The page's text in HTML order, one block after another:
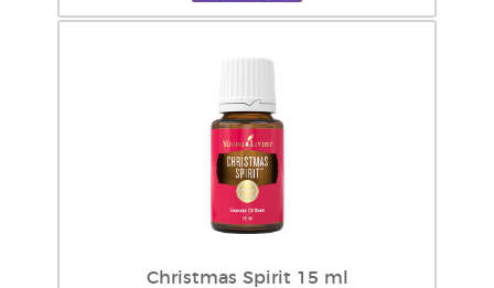
Christmas Spirit 15 ml